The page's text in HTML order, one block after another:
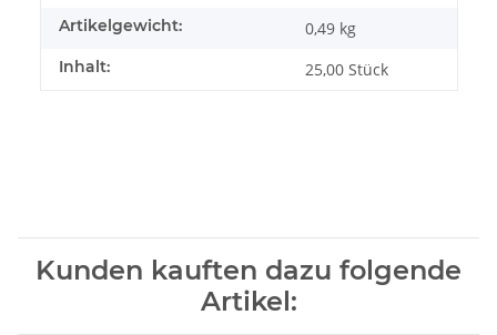
Artikelgewicht: 0,49 kg
Inhalt: 25,00 Stück
Kunden kauften dazu folgende
Artikel: